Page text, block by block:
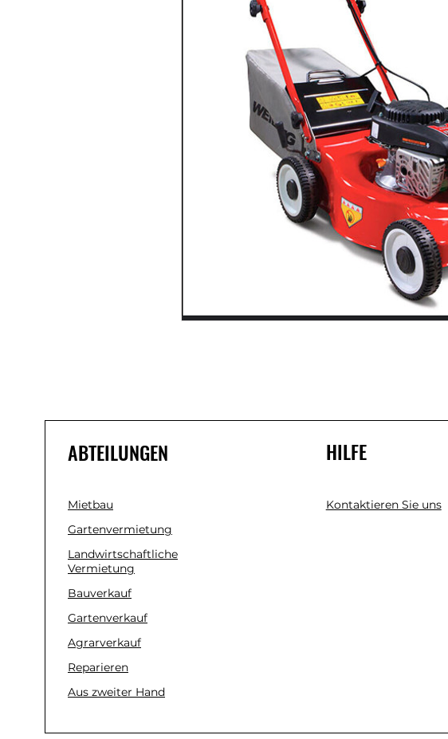
ABTEILUNGEN
Mietbau
Gartenvermietung
Landwirtschaftliche
Vermietung
Bauverkauf
Gartenverkauf
Agrarverkauf
Reparieren
Aus zweiter Hand
HILFE
Kontaktieren Sie uns